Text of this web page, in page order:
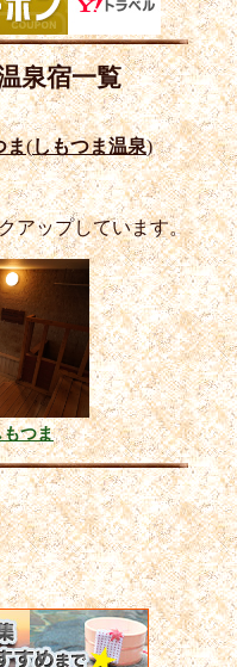
泉宿一覧
ま(しもつま温泉)
アップしています。
つま